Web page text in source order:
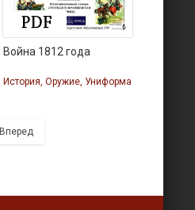
Война 1812 года
История, Оружие, Униформа
Вперед